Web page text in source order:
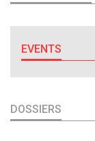
EVENTS
DOSSIERS